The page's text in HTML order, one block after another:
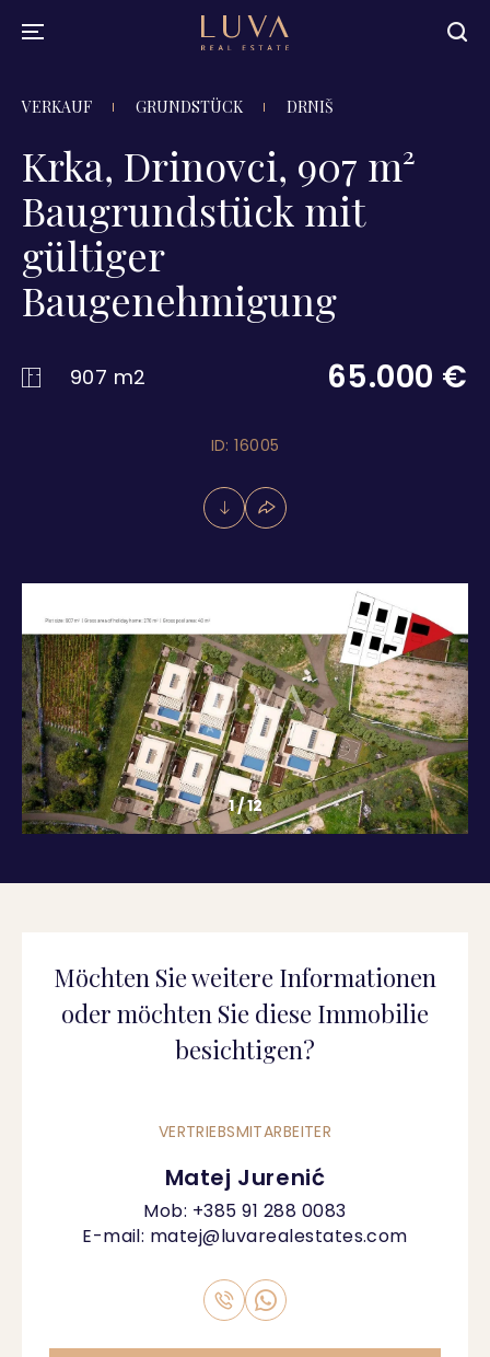
VERKAUF GRUNDSTÜCK DRNIŠ
Krka, Drinovci, 907 m²
Baugrundstück mit
gültiger
Baugenehmigung
907 m2 65.000 €
ID: 16005
1/12
Möchten Sie weitere Informationen
oder möchten Sie diese Immobilie
besichtigen?
VERTRIEBSMITARBEITER
Matej Jurenić
Mob: +385 91 288 0083
E-mail: matej@luvarealestates.com